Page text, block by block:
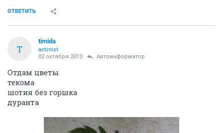
ОТВЕТИТЬ
T
timida
activist
02 октября 2013 Автоинформатор
Отдам цветы
текома
шотия без горшка
дуранта